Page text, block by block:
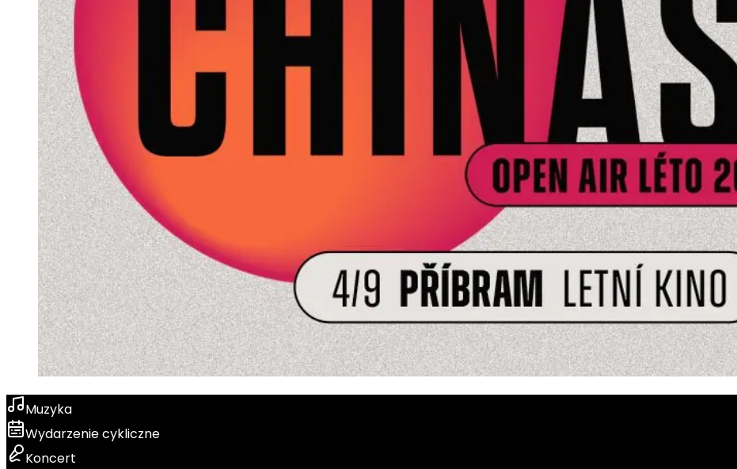
Muzyka
Wydarzenie cykliczne
Koncert